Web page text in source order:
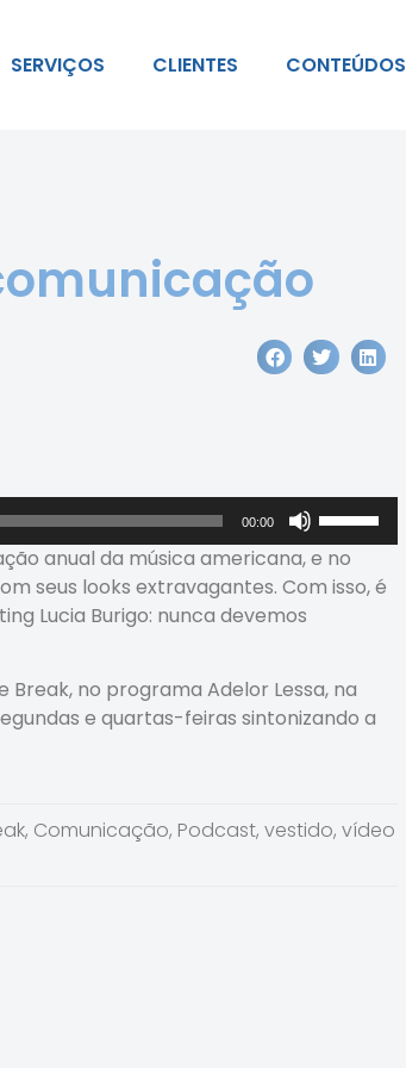
SERVIÇOS CLIENTES CONTEÚDOS
00:00
setas
para
para
baixo
diminuir
anual da música americana, e no
seus looks extravagantes. Com isso, é
Lucia Burigo: nunca devemos
no programa Adelor Lessa, na
e quartas-feiras sintonizando a
, Comunicação, Podcast, vestido, vídeo